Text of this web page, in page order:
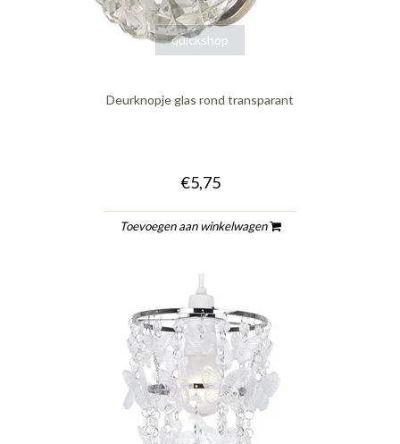
quickshop
Deurknopje glas rond transparant
€5,75
Toevoegen aan winkelwagen